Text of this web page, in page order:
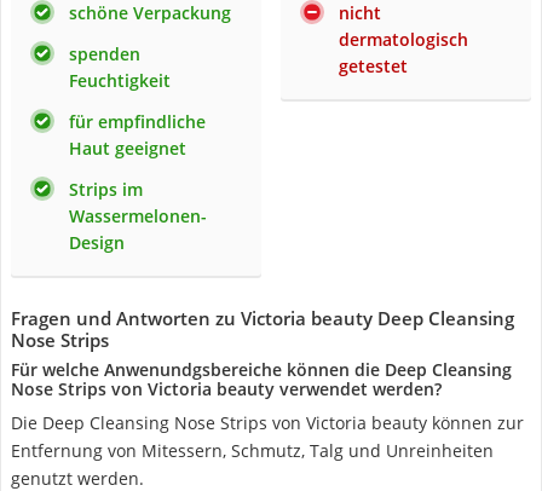
schöne Verpackung
spenden
Feuchtigkeit
für empfindliche
Haut geeignet
Strips im
Wassermelonen-
Design
nicht
dermatologisch
getestet
Fragen und Antworten zu Victoria beauty Deep Cleansing
Nose Strips
Für welche Anwenundgsbereiche können die Deep Cleansing
Nose Strips von Victoria beauty verwendet werden?
Die Deep Cleansing Nose Strips von Victoria beauty können zur
Entfernung von Mitessern, Schmutz, Talg und Unreinheiten
genutzt werden.